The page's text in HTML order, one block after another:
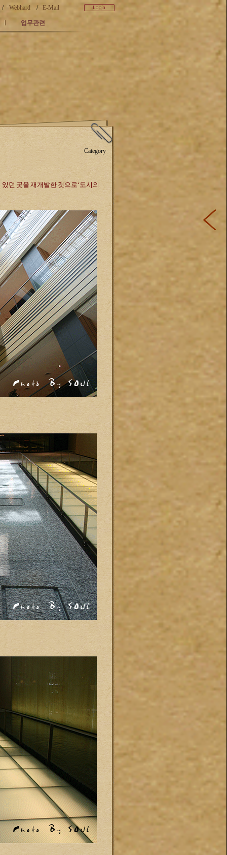
/ Webhard / E-Mail
업무관련
Category
던 곳을 재개발한 것으로‘도시의